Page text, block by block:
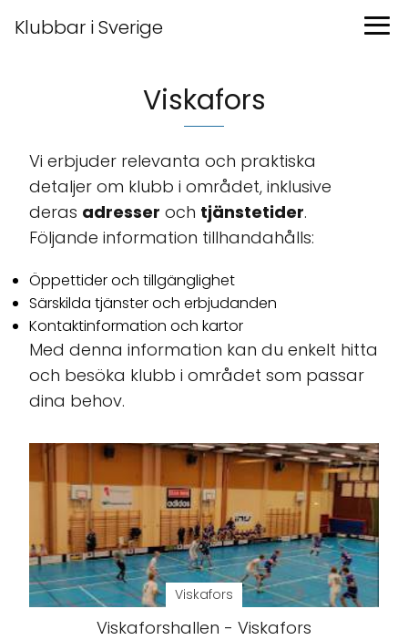
Klubbar i Sverige
Viskafors
Vi erbjuder relevanta och praktiska
detaljer om klubb i området, inklusive
deras adresser och tjänstetider.
Följande information tillhandahålls:
Öppettider och tillgänglighet
Särskilda tjänster och erbjudanden
Kontaktinformation och kartor
Med denna information kan du enkelt hitta
och besöka klubb i området som passar
dina behov.
Viskafors
Viskaforshallen - Viskafors